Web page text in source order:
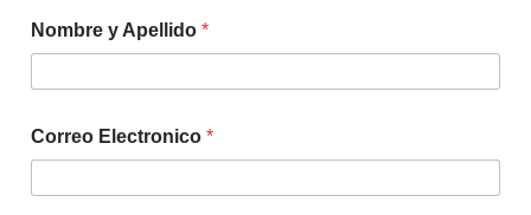
Nombre y Apellido *
Correo Electronico *